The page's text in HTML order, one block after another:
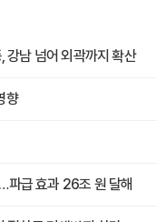
남 넘어 외곽까지 확산
향
파급 효과 26조 원 달해